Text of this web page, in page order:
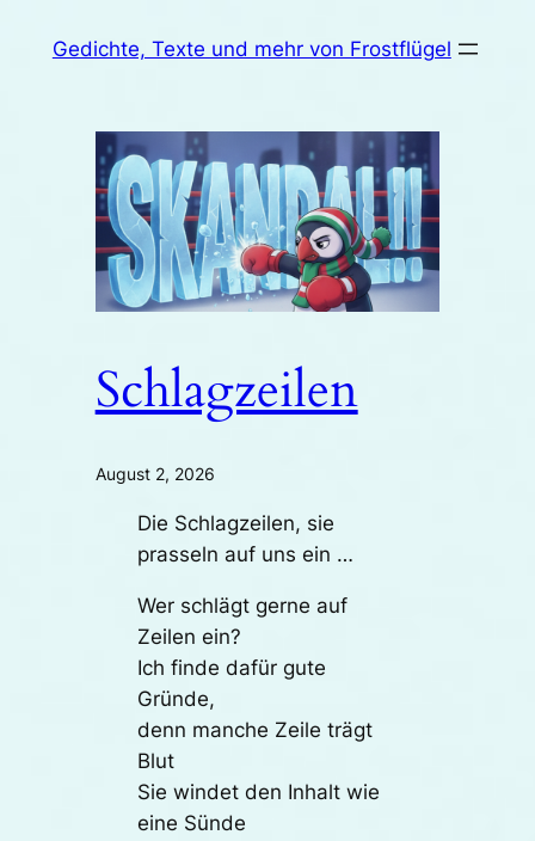
InhaltGedichte, Texte und mehr von Frostflügel
Schlagzeilen
August 2, 2026
Die Schlagzeilen, sie
prasseln auf uns ein …
Wer schlägt gerne auf
Zeilen ein?
Ich finde dafür gute
Gründe,
denn manche Zeile trägt
Blut
Sie windet den Inhalt wie
eine Sünde